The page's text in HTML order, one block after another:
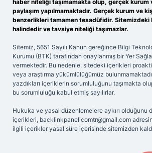
haber niteliği taşımamakta olup, gerçek kurum
paylaşım yapılmamaktadır. Gerçek kurum ve
benzerlikleri tamamen tesadüfidir. Sitemizdeki
halindedir ve tavsiye niteliği taşımazlar.
Sitemiz, 5651 Sayılı Kanun gereğince Bilgi
Kurumu (BTK) tarafından onaylanmış bir Yer
vermektedir. Bu nedenle, sitedeki içerikleri
veya araştırma yükümlülüğümüz
yazdıkları içeriklerin sorumluluğunu taşımakta
bu sorumluluğu kabul etmiş sayılırlar.
Hukuka ve yasal düzenlemelere aykırı olduğunu
içerikleri, backlinkpanelicomtr@gmail.com
ilgili içerikler yasal süre içerisinde sitemizden